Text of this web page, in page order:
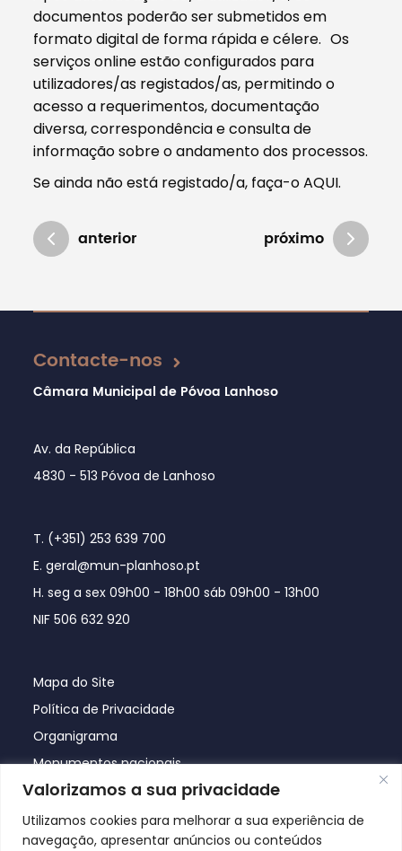
Valorizamos a sua privacidade
Utilizamos cookies para melhorar a sua experiência de
navegação, apresentar anúncios ou conteúdos
documentos poderão ser submetidos em
formato digital de forma rápida e célere. Os
serviços online estão configurados para
utilizadores/as registados/as, permitindo o
acesso a requerimentos, documentação
diversa, correspondência e consulta de
informação sobre o andamento dos processos.
Se ainda não está registado/a, faça-o AQUI.
anterior próximo
Atualizado em 16/01/2025
Contacte-nos
Câmara Municipal de Póvoa Lanhoso
Av. da República
4830 - 513 Póvoa de Lanhoso
T. (+351) 253 639 700
E. geral@mun-planhoso.pt
H. seg a sex 09h00 - 18h00 sáb 09h00 - 13h00
NIF 506 632 920
Mapa do Site
Política de Privacidade
Organigrama
Monumentos nacionais